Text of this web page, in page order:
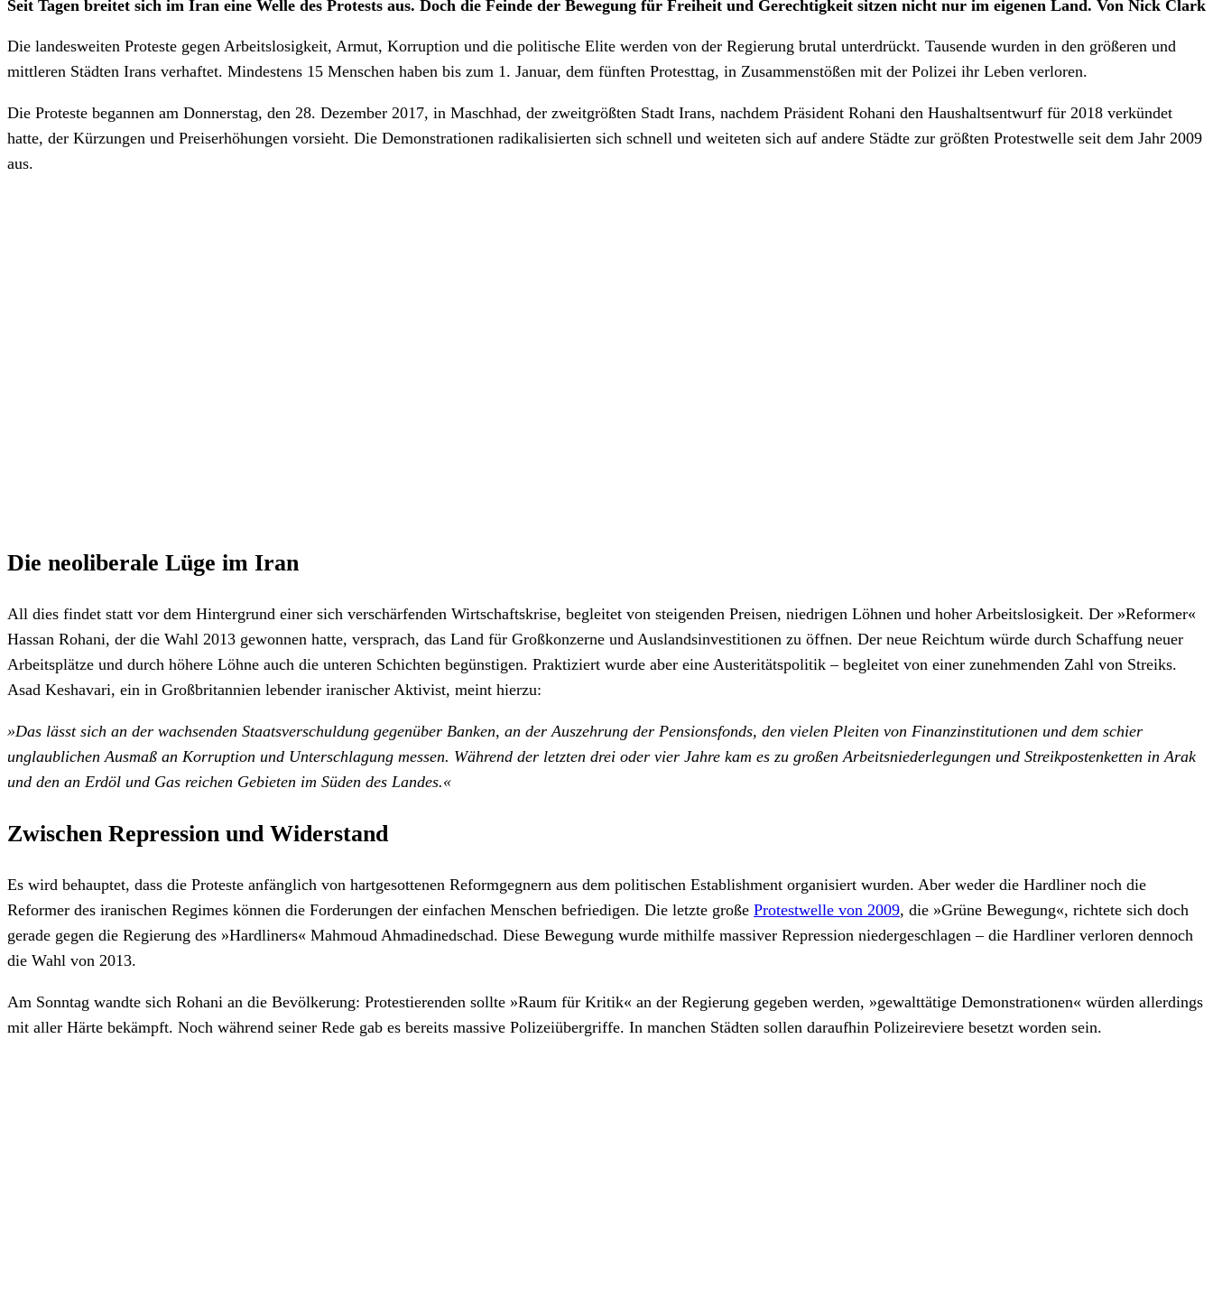
Seit Tagen breitet sich im Iran eine Welle des Protests aus. Doch die Feinde der Bewegung für Freiheit und Gerechtigkeit sitzen nicht nur im eigenen Land. Von Nick Clark
Die landesweiten Proteste gegen Arbeitslosigkeit, Armut, Korruption und die politische Elite werden von der Regierung brutal unterdrückt. Tausende wurden in den größeren und
mittleren Städten Irans verhaftet. Mindestens 15 Menschen haben bis zum 1. Januar, dem fünften Protesttag, in Zusammenstößen mit der Polizei ihr Leben verloren.
Die Proteste begannen am Donnerstag, den 28. Dezember 2017, in Maschhad, der zweitgrößten Stadt Irans, nachdem Präsident Rohani den Haushaltsentwurf für 2018 verkündet
hatte, der Kürzungen und Preiserhöhungen vorsieht. Die Demonstrationen radikalisierten sich schnell und weiteten sich auf andere Städte zur größten Protestwelle seit dem Jahr 2009
aus.
Die neoliberale Lüge im Iran
All dies findet statt vor dem Hintergrund einer sich verschärfenden Wirtschaftskrise, begleitet von steigenden Preisen, niedrigen Löhnen und hoher Arbeitslosigkeit. Der »Reformer«
Hassan Rohani, der die Wahl 2013 gewonnen hatte, versprach, das Land für Großkonzerne und Auslandsinvestitionen zu öffnen. Der neue Reichtum würde durch Schaffung neuer
Arbeitsplätze und durch höhere Löhne auch die unteren Schichten begünstigen. Praktiziert wurde aber eine Austeritätspolitik – begleitet von einer zunehmenden Zahl von Streiks.
Asad Keshavari, ein in Großbritannien lebender iranischer Aktivist, meint hierzu:
»Das lässt sich an der wachsenden Staatsverschuldung gegenüber Banken, an der Auszehrung der Pensionsfonds, den vielen Pleiten von Finanzinstitutionen und dem schier
unglaublichen Ausmaß an Korruption und Unterschlagung messen. Während der letzten drei oder vier Jahre kam es zu großen Arbeitsniederlegungen und Streikpostenketten in Arak
und den an Erdöl und Gas reichen Gebieten im Süden des Landes.«
Zwischen Repression und Widerstand
Es wird behauptet, dass die Proteste anfänglich von hartgesottenen Reformgegnern aus dem politischen Establishment organisiert wurden. Aber weder die Hardliner noch die
Reformer des iranischen Regimes können die Forderungen der einfachen Menschen befriedigen. Die letzte große Protestwelle von 2009, die »Grüne Bewegung«, richtete sich doch
gerade gegen die Regierung des »Hardliners« Mahmoud Ahmadinedschad. Diese Bewegung wurde mithilfe massiver Repression niedergeschlagen – die Hardliner verloren dennoch
die Wahl von 2013.
Am Sonntag wandte sich Rohani an die Bevölkerung: Protestierenden sollte »Raum für Kritik« an der Regierung gegeben werden, »gewalttätige Demonstrationen« würden allerdings
mit aller Härte bekämpft. Noch während seiner Rede gab es bereits massive Polizeiübergriffe. In manchen Städten sollen daraufhin Polizeireviere besetzt worden sein.